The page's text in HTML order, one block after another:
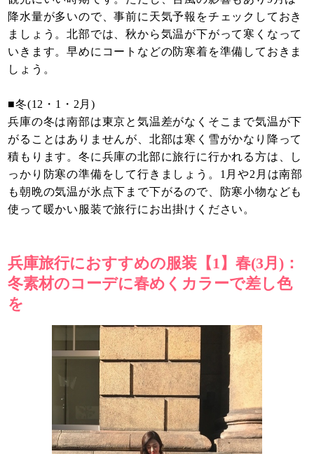
降水量が多いので、事前に天気予報をチェックしておき
ましょう。北部では、秋から気温が下がって寒くなって
いきます。早めにコートなどの防寒着を準備しておきま
しょう。
■冬(12・1・2月)
兵庫の冬は南部は東京と気温差がなくそこまで気温が下
がることはありませんが、北部は寒く雪がかなり降って
積もります。冬に兵庫の北部に旅行に行かれる方は、し
っかり防寒の準備をして行きましょう。1月や2月は南部
も朝晩の気温が氷点下まで下がるので、防寒小物なども
使って暖かい服装で旅行にお出掛けください。
兵庫旅行におすすめの服装【1】春(3月)：
冬素材のコーデに春めくカラーで差し色
を